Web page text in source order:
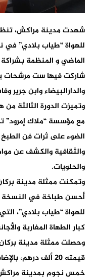
شهدت مدينة مراكش،
للهواة “طياب بلادي” في
الماضي و المنظمة
شاركت فيها ست مرشحات
والدارالبيضاء وابن جرير
وتميزت الدورة الثالثة
مع مؤسسة “ملاك إمرود”
الضوء على ثرات فن الطبخ
والثقافية والكشف عن
والحلويات.
وتمكنت ممثلة مدينة
أحسن طباخة في النسخة
للهواة “طياب بلادي”،
كبار الطهاة المغاربة
وحصلت ممثلة مدينة بركان
قيمته 20 ألف
خمس نجوم بمدينة